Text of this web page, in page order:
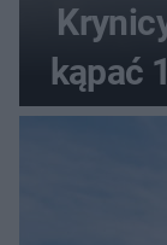
kąpać